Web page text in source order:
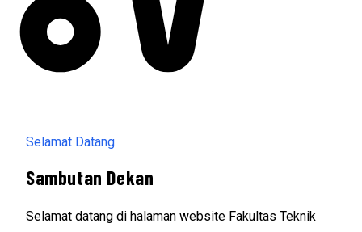
Selamat Datang
Sambutan Dekan
Selamat datang di halaman website Fakultas Teknik